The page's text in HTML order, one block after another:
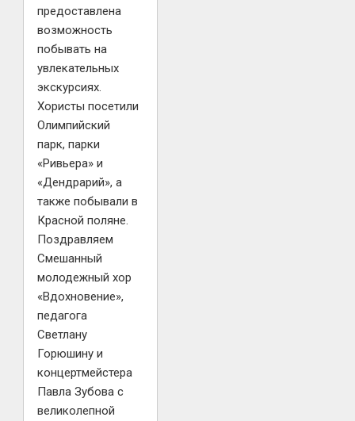
предоставлена
возможность
побывать на
увлекательных
экскурсиях.
Хористы посетили
Олимпийский
парк, парки
«Ривьера» и
«Дендрарий», а
также побывали в
Красной поляне.
Поздравляем
Смешанный
молодежный хор
«Вдохновение»,
педагога
Светлану
Горюшину и
концертмейстера
Павла Зубова с
великолепной